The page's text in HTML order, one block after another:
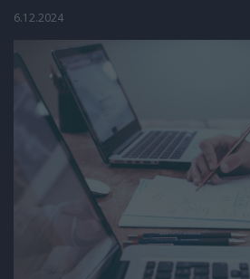
6.12.2024